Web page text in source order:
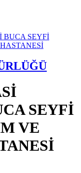
SEYFİ
VE